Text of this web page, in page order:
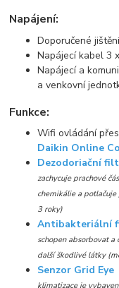
Napájení:
Doporučené
Napájecí kabel 3
Napájecí a
a venkovní
Funkce:
Wifi ovládání
Daikin Online
Dezodoriační
zachycuje prachové
chemikálie a
3 roky)
Antibakteriální
schopen absorbovat
další škodlivé látky
Senzor Grid Eye
klimatizace je